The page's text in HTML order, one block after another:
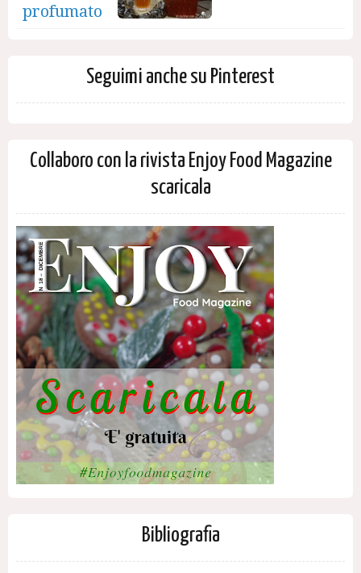
profumato
Seguimi anche su Pinterest
Collaboro con la rivista Enjoy Food Magazine
scaricala
Bibliografia